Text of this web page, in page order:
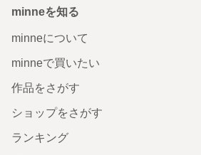
minneを知る
minneについて
minneで買いたい
作品をさがす
ショップをさがす
ランキング